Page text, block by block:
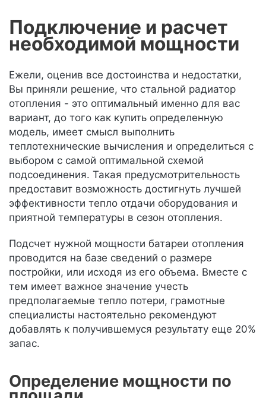
Подключение и расчет
необходимой мощности
Ежели, оценив все достоинства и недостатки,
Вы приняли решение, что стальной радиатор
отопления - это оптимальный именно для вас
вариант, до того как купить определенную
модель, имеет смысл выполнить
теплотехнические вычисления и определиться с
выбором с самой оптимальной схемой
подсоединения. Такая предусмотрительность
предоставит возможность достигнуть лучшей
эффективности тепло отдачи оборудования и
приятной температуры в сезон отопления.
Подсчет нужной мощности батареи отопления
проводится на базе сведений о размере
постройки, или исходя из его объема. Вместе с
тем имеет важное значение учесть
предполагаемые тепло потери, грамотные
специалисты настоятельно рекомендуют
добавлять к получившемуся результату еще 20%
запас.
Определение мощности по